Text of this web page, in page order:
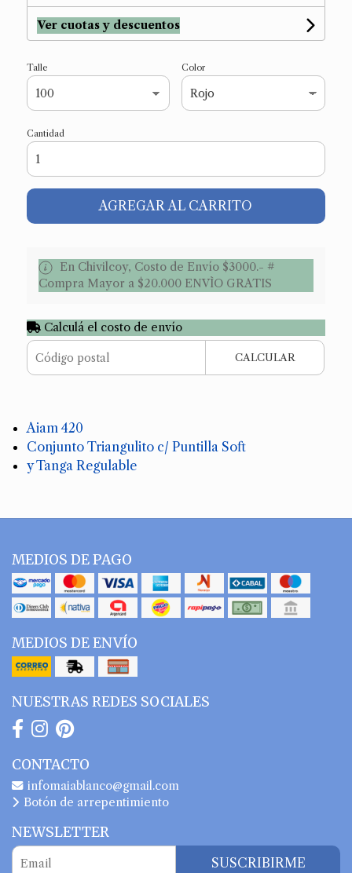
Ver cuotas y descuentos
Talle Color
Cantidad
AGREGAR AL CARRITO
En Chivilcoy, Costo de Envío $3000.- #
Compra Mayor a $20.000 ENVÌO GRATIS
Calculá el costo de envío
CALCULAR
Aiam 420
Conjunto Triangulito c/ Puntilla Soft
y Tanga Regulable
MEDIOS DE PAGO
MEDIOS DE ENVÍO
NUESTRAS REDES SOCIALES
CONTACTO
infomaiablanco@gmail.com
Botón de arrepentimiento
NEWSLETTER
SUSCRIBIRME